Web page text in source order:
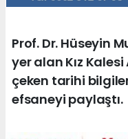
Prof. Dr. Hüseyin
yer alan Kız
çeken tarihi
efsaneyi paylaştı.